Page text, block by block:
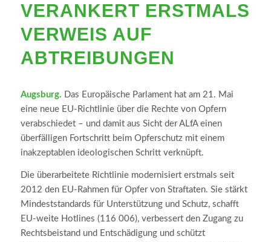
ERANKERT ERSTMALS V
ERWEIS AUF A
BTREIBUNGEN
Augsburg. Das Europäische Parlament hat am 21. Mai
eine neue EU-Richtlinie über die Rechte von Opfern
verabschiedet – und damit aus Sicht der ALfA einen
überfälligen Fortschritt beim Opferschutz mit einem
inakzeptablen ideologischen Schritt verknüpft.
Die überarbeitete Richtlinie modernisiert erstmals seit
2012 den EU-Rahmen für Opfer von Straftaten. Sie stärkt
Mindeststandards für Unterstützung und Schutz, schafft
EU-weite Hotlines (116 006), verbessert den Zugang zu
Rechtsbeistand und Entschädigung und schützt